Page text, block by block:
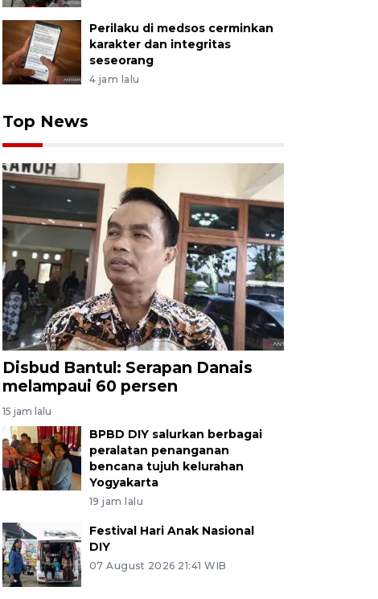
Perilaku di medsos cerminkan
karakter dan integritas
seseorang
4 jam lalu
Top News
Disbud Bantul: Serapan Danais
melampaui 60 persen
15 jam lalu
BPBD DIY salurkan berbagai
peralatan penanganan
bencana tujuh kelurahan
Yogyakarta
19 jam lalu
Festival Hari Anak Nasional
DIY
07 August 2026 21:41 WIB